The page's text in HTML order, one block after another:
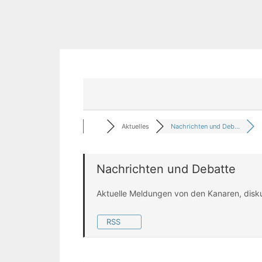
Aktuelles Nachrichten und Deb...
Nachrichten und Debatte
Aktuelle Meldungen von den Kanaren,
RSS